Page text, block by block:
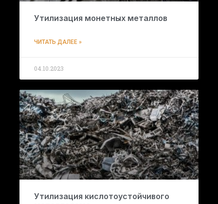
Утилизация монетных металлов
ЧИТАТЬ ДАЛЕЕ »
04.10.2023
Утилизация кислотоустойчивого